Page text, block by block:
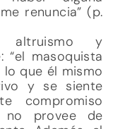
renuncia” (p.
altruismo y
“el masoquista
que él mismo
y se siente
compromiso
no provee de